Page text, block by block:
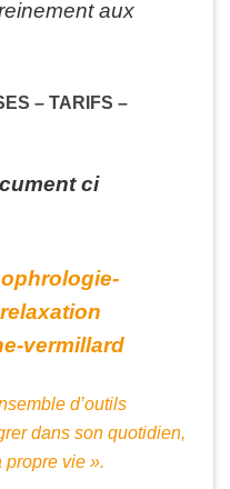
aux
– TARIFS –
ci
vermillard
d’outils
dans son quotidien,
propre vie ».